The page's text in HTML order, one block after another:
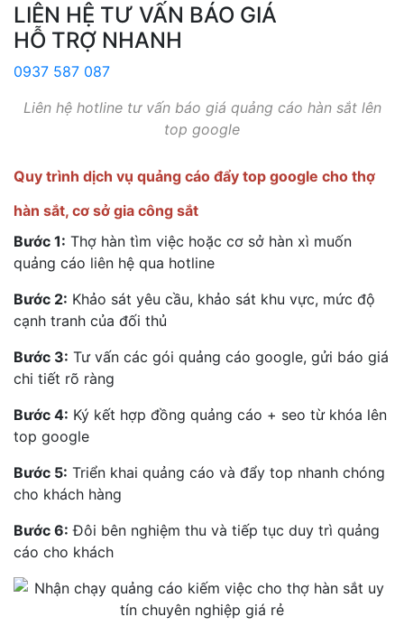
LIÊN HỆ TƯ VẤN BÁO GIÁ
HỖ TRỢ NHANH
0937 587 087
Liên hệ hotline tư vấn báo giá quảng cáo hàn sắt lên
top google
Quy trình dịch vụ quảng cáo đẩy top google cho thợ
hàn sắt, cơ sở gia công sắt
Bước 1: Thợ hàn tìm việc hoặc cơ sở hàn xì muốn
quảng cáo liên hệ qua hotline
Bước 2: Khảo sát yêu cầu, khảo sát khu vực, mức độ
cạnh tranh của đối thủ
Bước 3: Tư vấn các gói quảng cáo google, gửi báo giá
chi tiết rõ ràng
Bước 4: Ký kết hợp đồng quảng cáo + seo từ khóa lên
top google
Bước 5: Triển khai quảng cáo và đẩy top nhanh chóng
cho khách hàng
Bước 6: Đôi bên nghiệm thu và tiếp tục duy trì quảng
cáo cho khách